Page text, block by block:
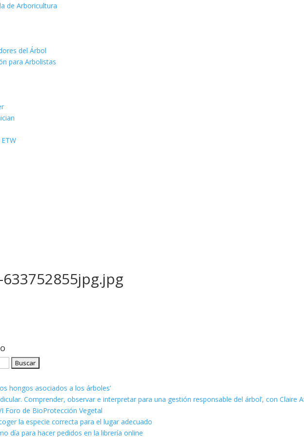
del Árbol
para Arbolistas
hongos asociados a los árboles’
Comprender, observar e interpretar para una gestión responsable del árbol’, con Claire
Foro de BioProtección Vegetal
la especie correcta para el lugar adecuado
día para hacer pedidos en la librería online